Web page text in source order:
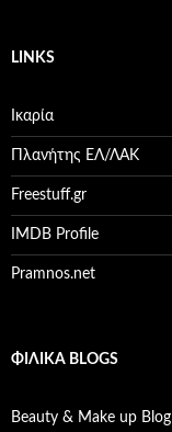
LINKS
Ικαρία
Πλανήτης ΕΛ/ΛΑΚ
Freestuff.gr
IMDB Profile
Pramnos.net
ΦΙΛΙΚΆ BLOGS
Beauty & Make up Blog